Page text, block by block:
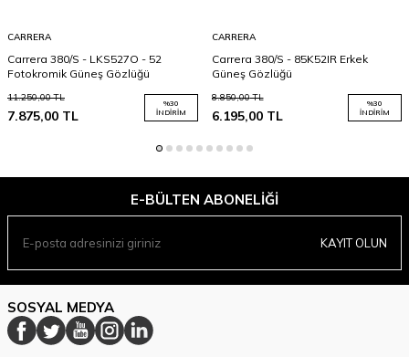
CARRERA
Carrera 380/S - LKS527O - 52
Fotokromik Güneş Gözlüğü
11.250,00TL
7.875,00 TL
%30
İNDIRIM
CARRERA
Carrera 380/S - 85K52IR Erkek
Güneş Gözlüğü
8.850,00TL
6.195,00TL
%30
İNDIRIM
E-BÜLTEN ABONELIĞI
KAYIT OLUN
SOSYAL MEDYA